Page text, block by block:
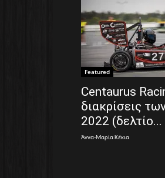
Featured
Centaurus
διακρίσεις
2022 (δελτίο...
Άννα-Μαρία Κέκια